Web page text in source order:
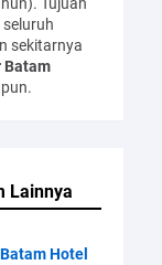
sekitarnya
Batam
Lainnya
Hotel